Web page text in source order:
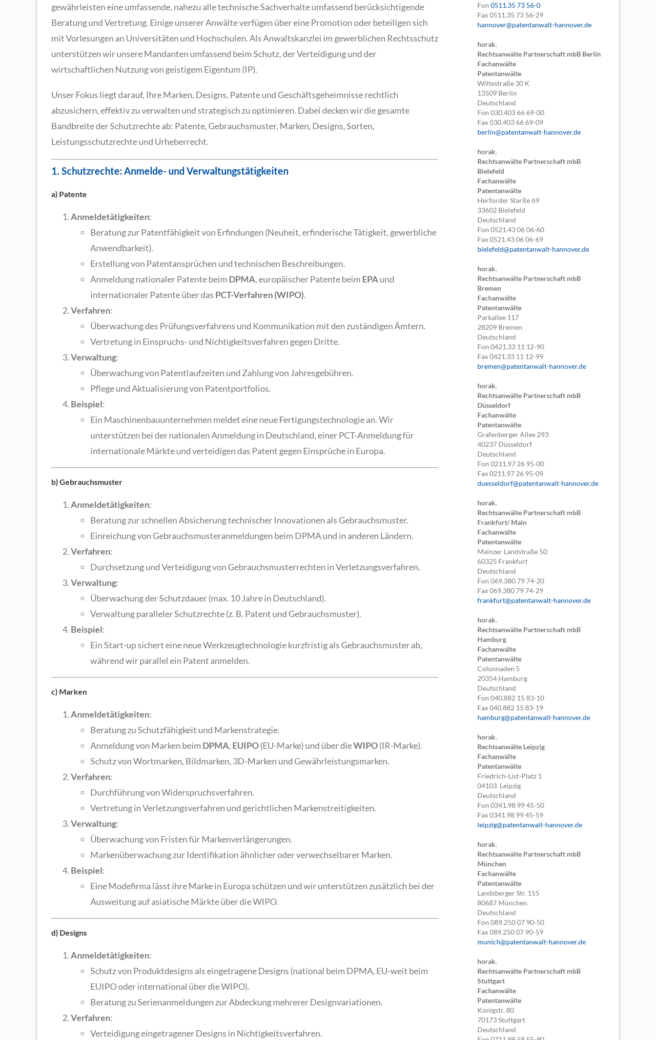
gewährleisten eine umfassende, nahezu alle technische Sachverhalte umfassend berücksichtigende
Beratung und Vertretung. Einige unserer Anwälte verfügen über eine Promotion oder beteiligen sich
mit Vorlesungen an Universitäten und Hochschulen. Als Anwaltskanzlei im gewerblichen Rechtsschutz
unterstützen wir unsere Mandanten umfassend beim Schutz, der Verteidigung und der
wirtschaftlichen Nutzung von geistigem Eigentum (IP).
Unser Fokus liegt darauf, Ihre Marken, Designs, Patente und Geschäftsgeheimnisse rechtlich
abzusichern, effektiv zu verwalten und strategisch zu optimieren. Dabei decken wir die gesamte
Bandbreite der Schutzrechte ab: Patente, Gebrauchsmuster, Marken, Designs, Sorten,
Leistungsschutzrechte und Urheberrecht.
1. Schutzrechte: Anmelde- und Verwaltungstätigkeiten
a) Patente
Anmeldetätigkeiten:
Beratung zur Patentfähigkeit von Erfindungen (Neuheit, erfinderische Tätigkeit, gewerbliche
Anwendbarkeit).
Erstellung von Patentansprüchen und technischen Beschreibungen.
Anmeldung nationaler Patente beim DPMA, europäischer Patente beim EPA und
internationaler Patente über das PCT-Verfahren (WIPO).
Verfahren:
Überwachung des Prüfungsverfahrens und Kommunikation mit den zuständigen Ämtern.
Vertretung in Einspruchs- und Nichtigkeitsverfahren gegen Dritte.
Verwaltung:
Überwachung von Patentlaufzeiten und Zahlung von Jahresgebühren.
Pflege und Aktualisierung von Patentportfolios.
Beispiel:
Ein Maschinenbauunternehmen meldet eine neue Fertigungstechnologie an. Wir
unterstützen bei der nationalen Anmeldung in Deutschland, einer PCT-Anmeldung für
internationale Märkte und verteidigen das Patent gegen Einsprüche in Europa.
b) Gebrauchsmuster
Anmeldetätigkeiten:
Beratung zur schnellen Absicherung technischer Innovationen als Gebrauchsmuster.
Einreichung von Gebrauchsmusteranmeldungen beim DPMA und in anderen Ländern.
Verfahren:
Durchsetzung und Verteidigung von Gebrauchsmusterrechten in Verletzungsverfahren.
Verwaltung:
Überwachung der Schutzdauer (max. 10 Jahre in Deutschland).
Verwaltung paralleler Schutzrechte (z. B. Patent und Gebrauchsmuster).
Beispiel:
Ein Start-up sichert eine neue Werkzeugtechnologie kurzfristig als Gebrauchsmuster ab,
während wir parallel ein Patent anmelden.
c) Marken
Anmeldetätigkeiten:
Beratung zu Schutzfähigkeit und Markenstrategie.
Anmeldung von Marken beim DPMA, EUIPO(EU-Marke) und über dieWIPO(IR-Marke).
Schutz von Wortmarken, Bildmarken, 3D-Marken und Gewährleistungsmarken.
Verfahren:
Durchführung von Widerspruchsverfahren.
Vertretung in Verletzungsverfahren und gerichtlichen Markenstreitigkeiten.
Verwaltung:
Überwachung von Fristen für Markenverlängerungen.
Markenüberwachung zur Identifikation ähnlicher oder verwechselbarer Marken.
Beispiel:
Eine Modefirma lässt ihre Marke in Europa schützen und wir unterstützen zusätzlich bei der
Ausweitung auf asiatische Märkte über die WIPO.
d) Designs
Anmeldetätigkeiten:
Schutz von Produktdesigns als eingetragene Designs (national beim DPMA, EU-weit beim
EUIPO oder international über die WIPO).
Beratung zu Serienanmeldungen zur Abdeckung mehrerer Designvariationen.
Verfahren:
Verteidigung eingetragener Designs in Nichtigkeitsverfahren.
Fon0511.35 73 56-0
Fax0511.35 73 56-29
hannover@patentanwalt-hannover.de
horak.
Rechtsanwälte Partnerschaft mbB Berlin
Fachanwälte
Patentanwälte
Wittestraße 30 K
13509 Berlin
Deutschland
Fon030.403 66 69-00
Fax030.403 66 69-09
berlin@patentanwalt-hannover.de
horak.
Rechtsanwälte Partnerschaft mbB
Bielefeld
Fachanwälte
Patentanwälte
Herforder Starße 69
33602 Bielefeld
Deutschland
Fon0521.43 06 06-60
Fax0521.43 06 06-69
bielefeld@patentanwalt-hannover.de
horak.
Rechtsanwälte Partnerschaft mbB
Bremen
Fachanwälte
Patentanwälte
Parkallee 117
28209 Bremen
Deutschland
Fon0421.33 11 12-90
Fax0421.33 11 12-99
bremen@patentanwalt-hannover.de
horak.
Rechtsanwälte Partnerschaft mbB
Düsseldorf
Fachanwälte
Patentanwälte
Grafenberger Allee 293
40237 Düsseldorf
Deutschland
Fon0211.97 26 95-00
Fax0211.97 26 95-09
duesseldorf@patentanwalt-hannover.de
horak.
Rechtsanwälte Partnerschaft mbB
Frankfurt/ Main
Fachanwälte
Patentanwälte
Mainzer Landstraße 50
60325 Frankfurt
Deutschland
Fon069.380 79 74-20
Fax069.380 79 74-29
frankfurt@patentanwalt-hannover.de
horak.
Rechtsanwälte Partnerschaft mbB
Hamburg
Fachanwälte
Patentanwälte
Colonnaden 5
20354 Hamburg
Deutschland
Fon040.882 15 83-10
Fax040.882 15 83-19
hamburg@patentanwalt-hannover.de
horak.
Rechtsanwälte Leipzig
Fachanwälte
Patentanwälte
Friedrich-List-Platz 1
04103 Leipzig
Deutschland
Fon0341.98 99 45-50
Fax0341.98 99 45-59
leipzig@patentanwalt-hannover.de
horak.
Rechtsanwälte Partnerschaft mbB
München
Fachanwälte
Patentanwälte
Landsberger Str. 155
80687 München
Deutschland
Fon089.250 07 90-50
Fax089.250 07 90-59
munich@patentanwalt-hannover.de
horak.
Rechtsanwälte Partnerschaft mbB
Stuttgart
Fachanwälte
Patentanwälte
Königstr. 80
70173Stuttgart
Deutschland